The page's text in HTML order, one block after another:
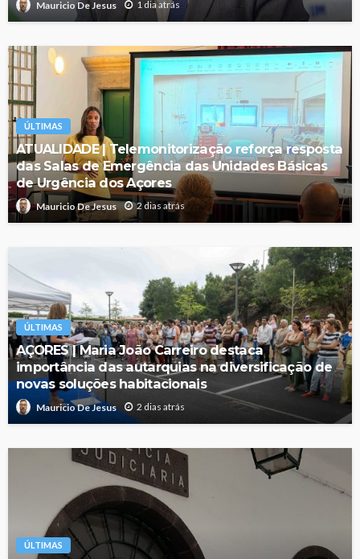
Mauricio De Jesus 1 dia atrás
ÚLTIMAS
ATUALIDADE | Telemonitorização reforça resposta
das Salas de Emergência das Unidades Básicas
de Urgência dos Açores
Mauricio De Jesus 2 dias atrás
ÚLTIMAS
AÇORES | Maria João Carreiro destaca
importância das autarquias na diversificação de
novas soluções habitacionais
Mauricio De Jesus 2 dias atrás
ÚLTIMAS